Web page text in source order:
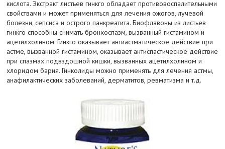
кислота. Экстракт листьев гинкго обладает противовоспалительными
свойствами и может применяться для лечения ожогов, лучевой
болезни, сепсиса и острого панкреатита. Биофлавоны из листьев
гинкго способны снимать бронхоспазм, вызванный гистамином и
ацетилхолином. Гинкго оказывает антиастматическое действие при
астме, вызванной гистамином, оказывает антиспастическое действие
при спазмах подвздошной кишки, вызванных ацетилхолином и
хлоридом бария. Гинколиды можно применять для лечения астмы,
анафилактических заболеваний, дерматитов, ревматизма и т.д.